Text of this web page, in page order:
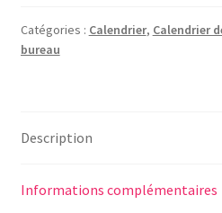
Catégories : Calendrier, Calendrier
bureau
Description
Informations complémentaires